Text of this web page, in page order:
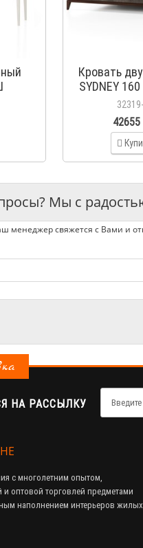
Кровать
SYDNEY
42655
Мы с
менеджер свяжется с Вами и
НА РАССЫЛКУ
с многолетним опытом,
оптовой торговлей предметами
наполнением интерьеров